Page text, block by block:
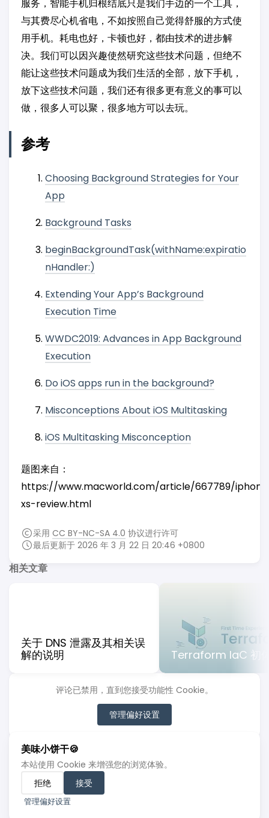
服务，智能手机归根结底只是我们手边的一个工具，
与其费尽心机省电，不如按照自己觉得舒服的方式使
用手机。耗电也好，卡顿也好，都由技术的进步解
决。我们可以因兴趣使然研究这些技术问题，但绝不
能让这些技术问题成为我们生活的全部，放下手机，
放下这些技术问题，我们还有很多更有意义的事可以
做，很多人可以聚，很多地方可以去玩。
参考
Choosing Background Strategies for Your
App
Background Tasks
beginBackgroundTask(withName:expiratio
nHandler:)
Extending Your App’s Background
Execution Time
WWDC2019: Advances in App Background
Execution
Do iOS apps run in the background?
Misconceptions About iOS Multitasking
iOS Multitasking Misconception
题图来自：
https://www.macworld.com/article/667789/
xs-review.html
采用 CC BY-NC-SA 4.0 协议进行许可
最后更新于 2026 年 3 月 22 日 20:46 +0800
相关文章
关于 DNS 泄露及其相关误
解的说明
Terraform IaC 初
评论已禁用，直到您接受功能性 Cookie。
管理偏好设置
© 2022 - 2026 亂筆
Hugo构建
主题Stack由Jimmy
美味小饼干🍪
本站使用 Cookie 来增强您的浏览体验。
拒绝
接受
管理偏好设置